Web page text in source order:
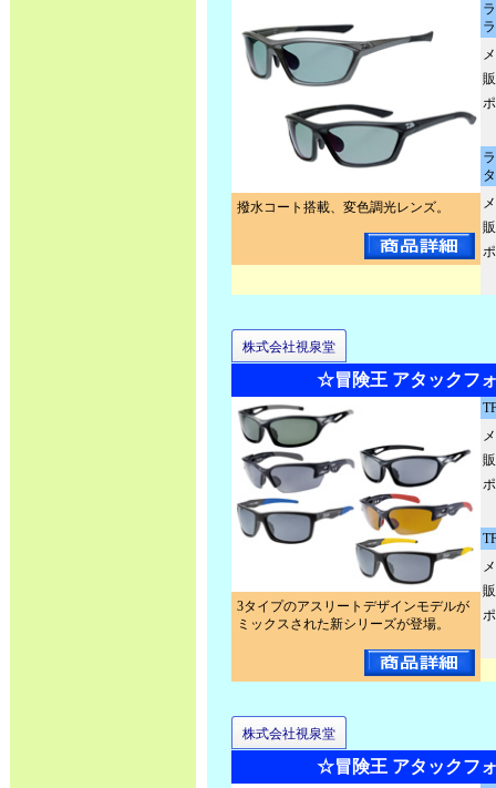
撥水コート搭載、変色調光レンズ。
株式会社視泉堂
☆冒険王 アタックフ
3タイプのアスリートデザインモデルが
ミックスされた新シリーズが登場。
株式会社視泉堂
☆冒険王 アタックフ